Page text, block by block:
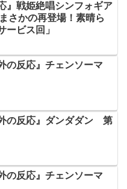
』戦姫絶唱シンフォギア
さかの再登場！素晴ら
ービス回」
の反応』チェンソーマ
の反応』ダンダダン 第
の反応』チェンソーマ